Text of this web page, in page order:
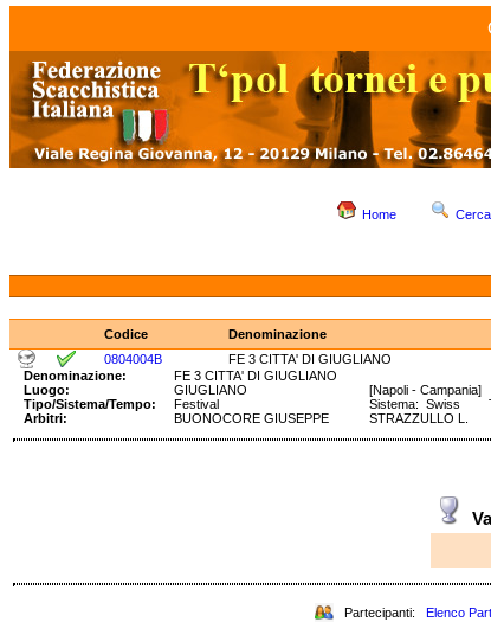
Home
Codice Denominazione
0804004B
FE 3 CITTA' DI GIUGLIANO
Denominazione:
FE 3 CITTA' DI GIUGLIANO
Luogo:
GIUGLIANO
[Napoli - Campania]
Tipo/Sistema/Tempo:
Festival
Sistema: Swiss
Arbitri:
BUONOCORE GIUSEPPE STRAZZULLO L.
Partecipanti: Elenco